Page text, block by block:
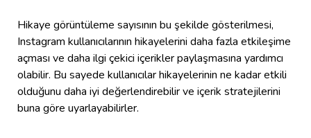
Hikaye görüntüleme sayısının bu şekilde gösterilmesi,
Instagram kullanıcılarının hikayelerini daha fazla etkileşime
açması ve daha ilgi çekici içerikler paylaşmasına yardımcı
olabilir. Bu sayede kullanıcılar hikayelerinin ne kadar etkili
olduğunu daha iyi değerlendirebilir ve içerik stratejilerini
buna göre uyarlayabilirler.